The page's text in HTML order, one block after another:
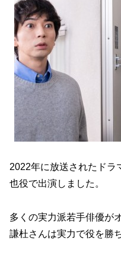
2022年に放送されたドラ
也役で出演しました。
多くの実力派若手俳優が
謙杜さんは実力で役を勝